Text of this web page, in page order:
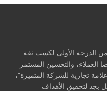
الدرجة الأولى لكسب ثقة
والتحسين المستمر
تجارية للشركة المتميزة"،
بجد لتحقيق الأهداف